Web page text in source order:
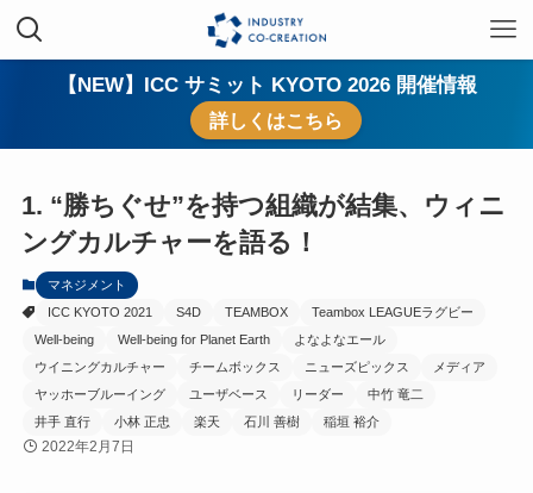
【NEW】ICC サミット KYOTO 2026 開催情報
詳しくはこちら
1. “勝ちぐせ”を持つ組織が結集、ウィニ
ングカルチャーを語る！
マネジメント
ICC KYOTO 2021
S4D TEAMBOX
Teambox LEAGUEラグビー
Well-being
Well-being for Planet Earth
よなよなエール
ウイニングカルチャー
チームボックス ニューズピックス
メディア
ヤッホーブルーイング
ユーザベース リーダー
中竹 竜二
井手 直行
小林 正忠 楽天 石川 善樹 稲垣 裕介
2022年2月7日